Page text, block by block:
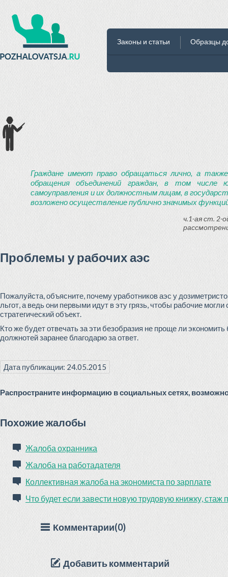
Законы и статьи Образцы
Граждане имеют право обращаться лично, а
обращения объединений граждан, в том числе
самоуправления и их должностным лицам, в
возложено осуществление публично значимых
ч.1-ая ст. 2-
Проблемы у рабочих аэс
Пожалуйста, объясните, почему уработников аэс у
льгот, а ведь они первыми идут в эту грязь, чтобы рабочие
стратегический объект.
Кто же будет отвечать за эти безобразия не проще ли
должнотей заранее благодарю за ответ.
Дата публикации: 24.05.2015
Распространите информацию в социальных сетях,
Похожие жалобы
Жалоба охранника
Жалоба на работадателя
Коллективная жалоба на экономиста по зарплате
Что будет если завести новую трудовую книжку, стаж
Комментарии(0)
Добавить комментарий